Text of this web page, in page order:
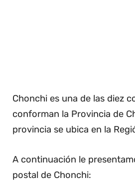
Chonchi es una de las diez
conforman la Provincia de
provincia se ubica en la
A continuación le
postal de Chonchi: